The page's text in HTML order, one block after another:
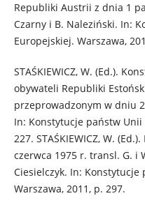
Republiki Austrii z dnia 1
Czarny i B. Naleziński. In:
Europejskiej. Warszawa,
STAŚKIEWICZ, W. (Ed.).
obywateli Republiki
przeprowadzonym w dniu
In: Konstytucje państw Unii
227. STAŚKIEWICZ, W.
czerwca 1975 r. transl. G. i
Ciesielczyk. In:
Warszawa, 2011, p. 297.